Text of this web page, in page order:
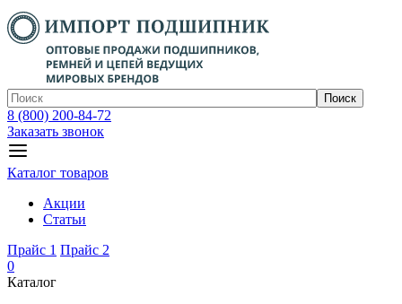
Поиск
8 (800) 200-84-72
Заказать звонок
Каталог товаров
Акции
Статьи
Прайс 1 Прайс 2
0
Каталог